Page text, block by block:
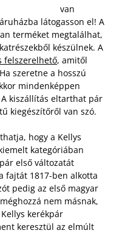
van
látogasson el! A
terméket megtalálhat,
készülnek. A
felszerelhető, amitől
szeretne a hosszú
mindenképpen
kiszállítás eltarthat pár
kiegészítőről van szó.
hogy a Kellys
kategóriában
első változatát
fajtát 1817-ben alkotta
pedig az első magyar
nem másnak,
kerékpár
keresztül az elmúlt